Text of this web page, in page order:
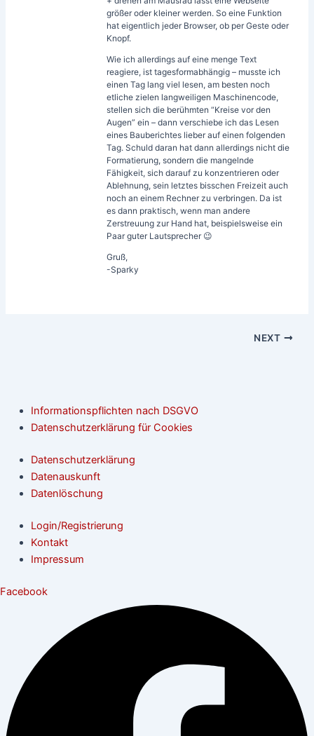
größer oder kleiner werden. So eine Funktion
hat eigentlich jeder Browser, ob per Geste oder
Knopf.
Wie ich allerdings auf eine menge Text
reagiere, ist tagesformabhängig – musste ich
einen Tag lang viel lesen, am besten noch
etliche zielen langweiligen Maschinencode,
stellen sich die berühmten “Kreise vor den
Augen” ein – dann verschiebe ich das Lesen
eines Bauberichtes lieber auf einen folgenden
Tag. Schuld daran hat dann allerdings nicht die
Formatierung, sondern die mangelnde
Fähigkeit, sich darauf zu konzentrieren oder
Ablehnung, sein letztes bisschen Freizeit auch
noch an einem Rechner zu verbringen. Da ist
es dann praktisch, wenn man andere
Zerstreuung zur Hand hat, beispielsweise ein
Paar guter Lautsprecher 😉
Gruß,
-Sparky
NEXT
Informationspflichten nach DSGVO
Datenschutzerklärung für Cookies
Datenschutzerklärung
Datenauskunft
Datenlöschung
Login/Registrierung
Kontakt
Impressum
Facebook